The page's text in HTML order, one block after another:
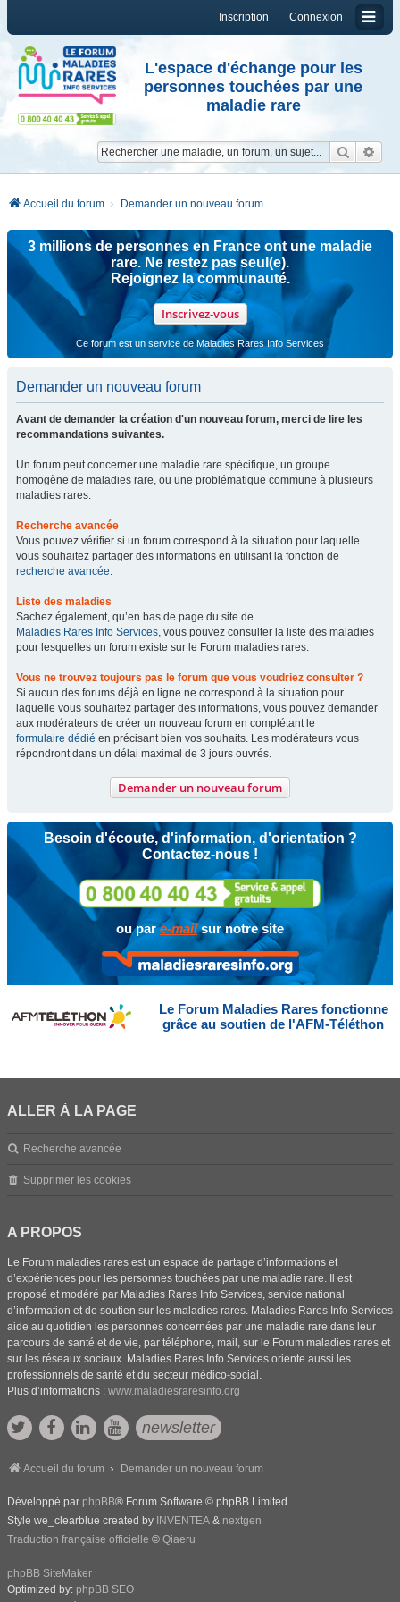
Connexion
Inscription
L'espace d'échange pour les
personnes touchées par une
maladie rare
Accueil du forum Demander un nouveau forum
3 millions de personnes en France ont une maladie
rare. Ne restez pas seul(e).
Rejoignez la communauté.
Inscrivez-vous
Ce forum est un service de Maladies Rares Info Services
Demander un nouveau forum
Avant de demander la création d'un nouveau forum, merci de lire les
recommandations suivantes.
Un forum peut concerner une maladie rare spécifique, un groupe
homogène de maladies rare, ou une problématique commune à plusieurs
maladies rares.
Recherche avancée
Vous pouvez vérifier si un forum correspond à la situation pour laquelle
vous souhaitez partager des informations en utilisant la fonction de
recherche avancée.
Liste des maladies
Sachez également, qu’en bas de page du site de
Maladies Rares Info Services, vous pouvez consulter la liste des maladies
pour lesquelles un forum existe sur le Forum maladies rares.
Vous ne trouvez toujours pas le forum que vous voudriez consulter ?
Si aucun des forums déjà en ligne ne correspond à la situation pour
laquelle vous souhaitez partager des informations, vous pouvez demander
aux modérateurs de créer un nouveau forum en complétant le
formulaire dédié en précisant bien vos souhaits. Les modérateurs vous
répondront dans un délai maximal de 3 jours ouvrés.
Demander un nouveau forum
Besoin d'écoute, d'information, d'orientation ?
Contactez-nous !
ou pare-mailsur notre site
Le Forum Maladies Rares fonctionne
grâce au soutien de l'AFM-Téléthon
ALLER À LA PAGE
Recherche avancée
Supprimer les cookies
A PROPOS
Le Forum maladies rares est un espace de partage d’informations et
d’expériences pour les personnes touchées par une maladie rare. Il est
proposé et modéré par Maladies Rares Info Services, service national
d’information et de soutien sur les maladies rares. Maladies Rares Info Services
aide au quotidien les personnes concernées par une maladie rare dans leur
parcours de santé et de vie, par téléphone, mail, sur le Forum maladies rares et
sur les réseaux sociaux. Maladies Rares Info Services oriente aussi les
professionnels de santé et du secteur médico-social.
Plus d’informations : www.maladiesraresinfo.org
newsletter
Accueil du forum Demander un nouveau forum
Développé par phpBB® Forum Software © phpBB Limited
Style we_clearblue created by INVENTEA & nextgen
Traduction française officielle © Qiaeru
phpBB SiteMaker
Optimized by: phpBB SEO